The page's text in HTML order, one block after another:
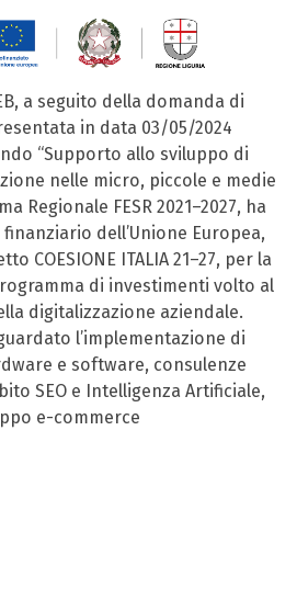
a seguito della domanda di
in data 03/05/2024
“Supporto allo sviluppo di
nelle micro, piccole e medie
Regionale FESR 2021–2027, ha
dell’Unione Europea,
COESIONE ITALIA 21–27, per la
di investimenti volto al
digitalizzazione aziendale.
l’implementazione di
e software, consulenze
SEO e Intelligenza Artificiale,
e-commerce